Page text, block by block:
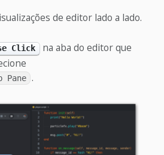
de editor lado a lado.
Click na aba do editor que
Pane .